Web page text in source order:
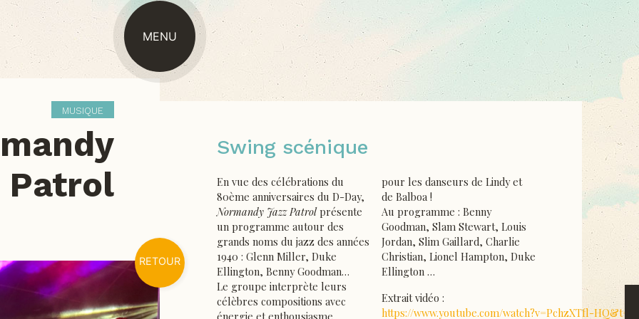
MENU
MUSIQUE
Patrol
RETOUR
Swing scénique
En vue des célébrations du
80ème anniversaires du D-Day,
Normandy Jazz Patrolprésente
un programme autour des
grands noms du jazz des années
1940 : Glenn Miller, Duke
Ellington, Benny Goodman…
Le groupe interprète leurs
célèbres compositions avec
pour les danseurs de Lindy et
de Balboa !
Au programme : Benny
Goodman, Slam Stewart, Louis
Jordan, Slim Gaillard, Charlie
Christian, Lionel Hampton, Duke
Ellington …
Extrait vidéo :
https://www.youtube.com/watch?v=PchzXTfl-HQ&t=2s